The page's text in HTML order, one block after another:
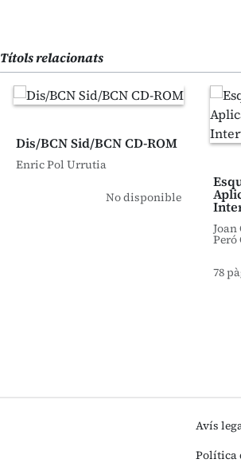
Títols relacionats
Dis/BCN Sid/BCN CD-ROM
Enric Pol Urrutia
No disponible
Peró
78
Avís
Política